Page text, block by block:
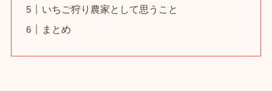
いちご狩り農家として思うこと
まとめ